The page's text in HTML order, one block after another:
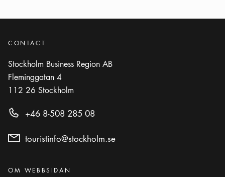
CONTACT
Stockholm Business Region AB
Fleminggatan 4
112 26 Stockholm
+46 8-508 285 08
touristinfo@stockholm.se
Kategorier:
OM WEBBSIDAN